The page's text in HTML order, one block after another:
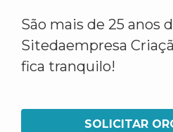
São mais de 25 anos
Sitedaempresa
fica tranquilo!
SOLICITAR